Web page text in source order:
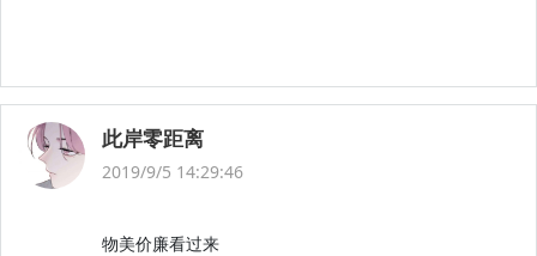
此岸零距离
2019/9/5 14:29:46
物美价廉看过来